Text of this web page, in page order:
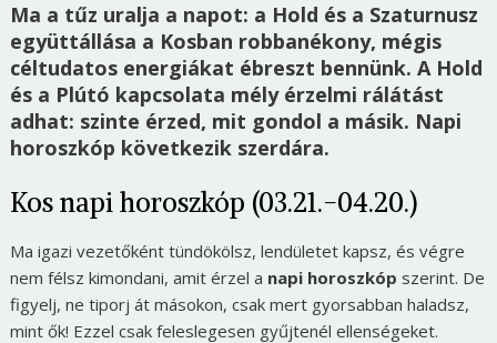
Ma a tűz uralja a napot: a Hold és a Szaturnusz
együttállása a Kosban robbanékony, mégis
céltudatos energiákat ébreszt bennünk. A Hold
és a Plútó kapcsolata mély érzelmi rálátást
adhat: szinte érzed, mit gondol a másik. Napi
horoszkóp következik szerdára.
Kos napi horoszkóp (03.21.-04.20.)
Ma igazi vezetőként tündökölsz, lendületet kapsz, és végre
nem félsz kimondani, amit érzel a napi horoszkóp szerint. De
figyelj, ne tiporj át másokon, csak mert gyorsabban haladsz,
mint ők! Ezzel csak feleslegesen gyűjtenél ellenségeket.